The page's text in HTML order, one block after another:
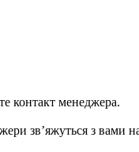
контакт менеджера.
зв’яжуться з